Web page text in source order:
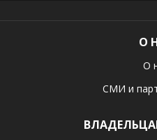
О
О
СМИ и